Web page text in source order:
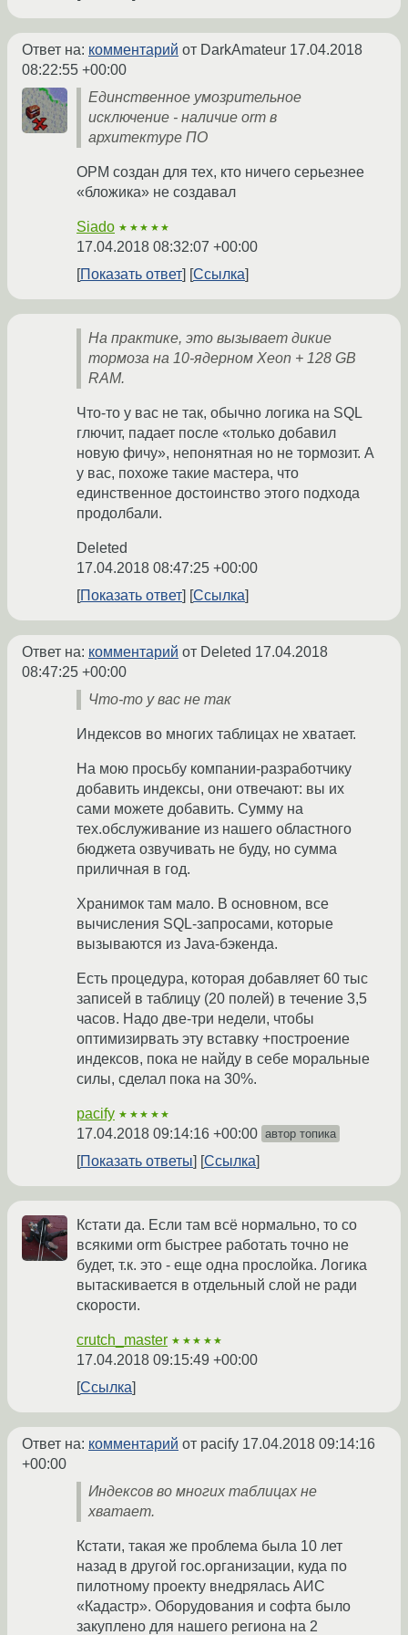
Ответ на: комментарий от DarkAmateur 17.04.2018
08:22:55 +00:00
Единственное умозрительное
исключение - наличие orm в
архитектуре ПО
ОРМ создан для тех, кто ничего серьезнее
«бложика» не создавал
Siado ★★★★★
17.04.2018 08:32:07 +00:00
Показать ответ
Ссылка
На практике, это вызывает дикие
тормоза на 10-ядерном Xeon + 128 GB
RAM.
Что-то у вас не так, обычно логика на SQL
глючит, падает после «только добавил
новую фичу», непонятная но не тормозит. А
у вас, похоже такие мастера, что
единственное достоинство этого подхода
продолбали.
Deleted
17.04.2018 08:47:25 +00:00
Показать ответ
Ссылка
Ответ на: комментарий от Deleted 17.04.2018
08:47:25 +00:00
Что-то у вас не так
Индексов во многих таблицах не хватает.
На мою просьбу компании-разработчику
добавить индексы, они отвечают: вы их
сами можете добавить. Сумму на
тех.обслуживание из нашего областного
бюджета озвучивать не буду, но сумма
приличная в год.
Хранимок там мало. В основном, все
вычисления SQL-запросами, которые
вызываются из Java-бэкенда.
Есть процедура, которая добавляет 60 тыс
записей в таблицу (20 полей) в течение 3,5
часов. Надо две-три недели, чтобы
оптимизирвать эту вставку +построение
индексов, пока не найду в себе моральные
силы, сделал пока на 30%.
pacify ★★★★★
17.04.2018 09:14:16 +00:00 автор топика
Показать ответы Ссылка
Кстати да. Если там всё нормально, то со
всякими orm быстрее работать точно не
будет, т.к. это - еще одна прослойка. Логика
вытаскивается в отдельный слой не ради
скорости.
crutch_master ★★★★★
17.04.2018 09:15:49 +00:00
Ссылка
Ответ на: комментарий от pacify 17.04.2018 09:14:16
+00:00
Индексов во многих таблицах не
хватает.
Кстати, такая же проблема была 10 лет
назад в другой гос.организации, куда по
пилотному проекту внедрялась АИС
«Кадастр». Оборудования и софта было
закуплено для нашего региона на 2